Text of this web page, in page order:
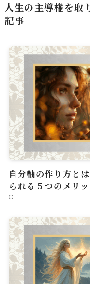
人生の主導権を取
記事
自分軸の作り方と
られる５つのメリッ